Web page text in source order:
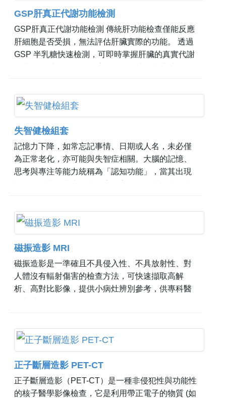
GSP肝真正代謝功能檢測
GSP肝真正代謝功能檢測 傳統肝功能檢查僅能反應
肝細胞是否受損，無法評估肝臟實際的功能。 透過
GSP 半乳糖快速檢測，可即時掌握肝臟的真實代謝
測試系統特點： 75 秒快速完成，以單點血液定量評
估「肝臓代謝功能」 同時反應肝臟血流量與肝代謝
酵素活性，評估「肝臟真實功能狀態」 美國FDA、
台灣衛福部推薦使用 高度安全性、專一性、靈敏度
與特異度的肝代謝功能檢測方法 擁有全球50多國專
利技術 誰適合這項檢查？ 有脂肪肝、慢性肝炎或三
高族群 需評估肝臟真正代謝功能者 健康檢査想更了
解肝臟狀況者 希望長期追蹤肝臟代謝狀態者
失智健檢組套
記憶力下降，如常忘記事情、日期或人名，未必僅
為正常老化，亦可能與失智症相關。大腦的記憶、
思考與專注等能力統稱為「認知功能」，當其出現
海默症最為常見。初期多以記憶力衰退為主要表
現，隨病程進展，可能出現時間、地點混亂、語言
困難、物品錯置及情緒或個性改變等情形，且多為
不可逆變化。 由於失智症早期症狀不明顯，且可能
為多重原因所致，本中心規劃失智健檢套組，整合
影像檢查與臨床評估，提供完整且專業的認知功能
檢測服務，協助及早辨識風險並進行適當介入，以
維護腦部健康。
磁振造影 MRI
磁振造影是一準確且不具侵入性、不具放射性、對
人體沒有輻射傷害的檢查方法，可快速擷取高解
析、高對比影像，提供小病灶辨別參考，供專科醫
正子斷層造影 PET-CT
正子斷層造影（PET-CT）是一種非侵犯性與功能性
的核子醫學影像檢查，它是利用帶正電子的物質 (如